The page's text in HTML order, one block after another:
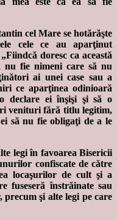
cel Mare se hotărăşte
cele ce au aparţinut
doresc ca această
nu fie nimeni care să nu
ai unei case sau a
ce aparţinea odinioară
declare ei înşişi şi să o
venituri fără titlu legitim,
să nu fie obligaţi de a le
legi în favoarea Bisericii
confiscate de către
locaşurilor de cult şi a
fuseseră înstrăinate sau
şi alte legi pe care